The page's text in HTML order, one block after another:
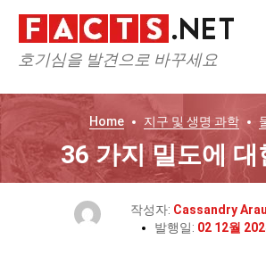
호기심을 발견으로 바꾸세요
Home 지구 및 생명 과학
36 가지 밀도에 대
작성자: Cassandry
발행일: 02 12월